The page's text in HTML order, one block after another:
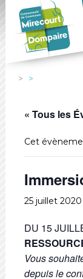
« Tous les
Cet
25 juillet 2020
DU 15
Vous
depuis le